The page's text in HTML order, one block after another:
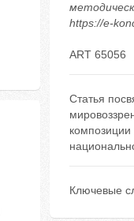
https://e-
ART 65056
Статья
композиции
Ключевые